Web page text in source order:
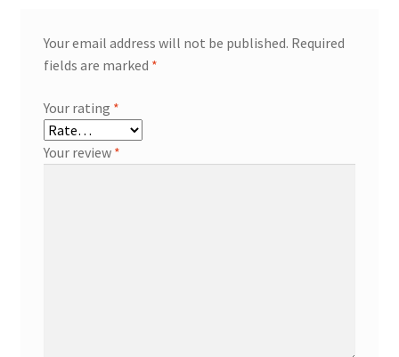
Your email address will not be published. Required
fields are marked *
Your rating *
Your review *